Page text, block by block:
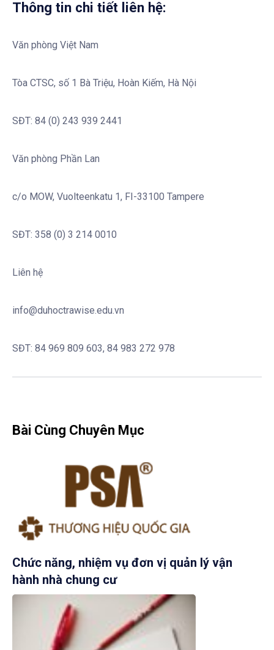
Thông tin chi tiết liên hệ:
Văn phòng Việt Nam
Tòa CTSC, số 1 Bà Triệu, Hoàn Kiếm, Hà Nội
SĐT: 84 (0) 243 939 2441
Văn phòng Phần Lan
c/o MOW, Vuolteenkatu 1, FI-33100 Tampere
SĐT: 358 (0) 3 214 0010
Liên hệ
info@duhoctrawise.edu.vn
SĐT: 84 969 809 603, 84 983 272 978
Bài Cùng Chuyên Mục
Chức năng, nhiệm vụ đơn vị quản lý vận
hành nhà chung cư